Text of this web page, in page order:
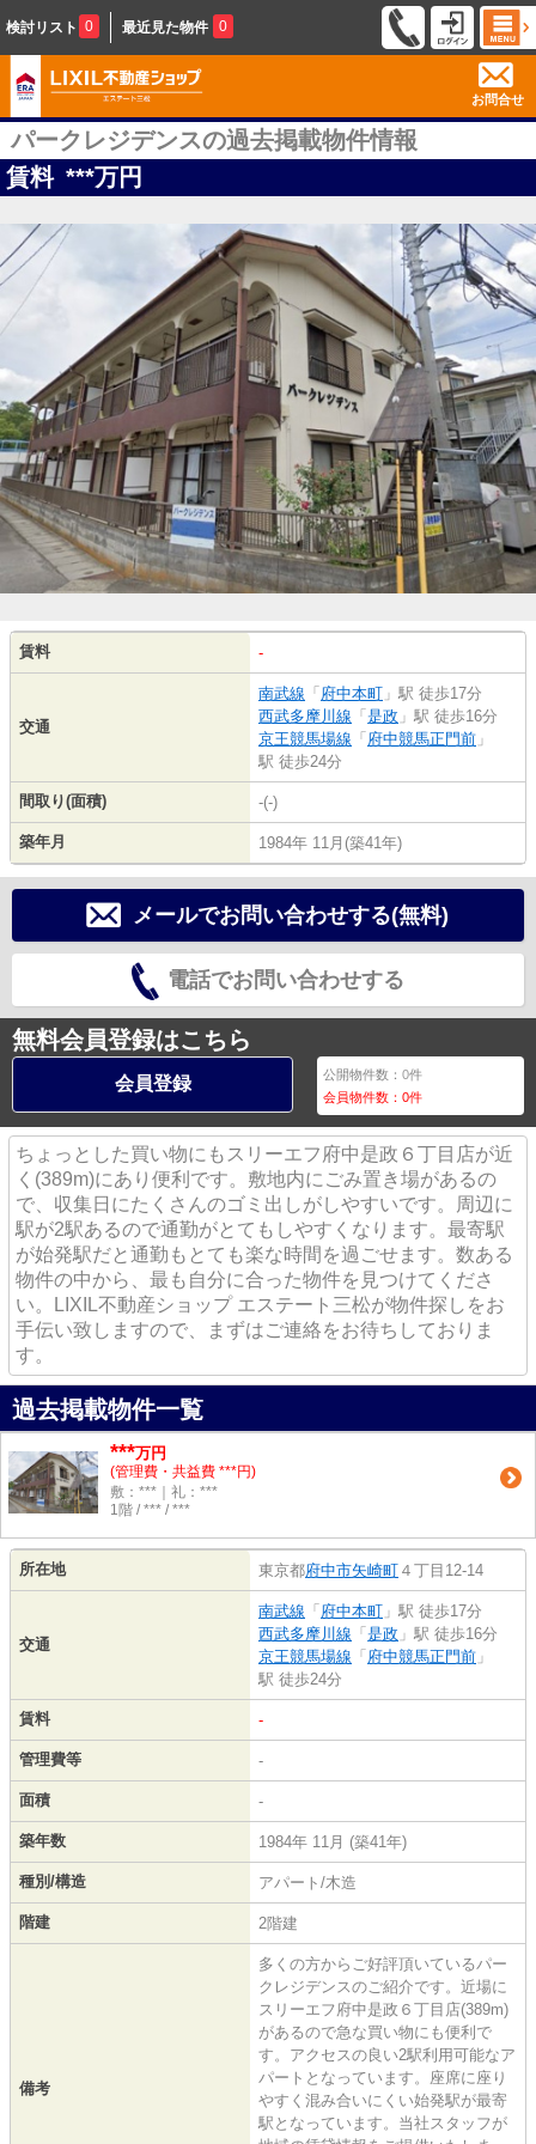
検討リスト 0 最近見た物件 0
お問合せ
パークレジデンスの過去掲載物件情報
賃料 ***万円
賃料 -
交通
南武線 「 府中本町 」駅 徒歩17分
西武多摩川線 「 是政 」駅 徒歩16分
京王競馬場線 「 府中競馬正門前 」
駅 徒歩24分
間取り(面積) -(-)
築年月 1984年 11月(築41年)
メールでお問い合わせする(無料)
電話でお問い合わせする
無料会員登録はこちら
会員登録 公開物件数：0件
会員物件数：0件
ちょっとした買い物にもスリーエフ府中是政６丁目店が近
く(389m)にあり便利です。敷地内にごみ置き場があるの
で、収集日にたくさんのゴミ出しがしやすいです。周辺に
駅が2駅あるので通勤がとてもしやすくなります。最寄駅
が始発駅だと通勤もとても楽な時間を過ごせます。数ある
物件の中から、最も自分に合った物件を見つけてくださ
い。LIXIL不動産ショップ エステート三松が物件探しをお
手伝い致しますので、まずはご連絡をお待ちしておりま
す。
過去掲載物件一覧
***万円
(管理費・共益費 ***円)
敷：***｜礼：***
1階 / *** / ***
所在地 東京都府中市矢崎町 ４丁目12-14
交通
南武線 「 府中本町 」駅 徒歩17分
西武多摩川線 「 是政 」駅 徒歩16分
京王競馬場線 「 府中競馬正門前 」
駅 徒歩24分
賃料 -
管理費等 -
面積 -
築年数 1984年 11月 (築41年)
種別/構造 アパート/木造
階建 2階建
備考
多くの方からご好評頂いているパー
クレジデンスのご紹介です。近場に
スリーエフ府中是政６丁目店(389m)
があるので急な買い物にも便利で
す。アクセスの良い2駅利用可能なア
パートとなっています。座席に座り
やすく混み合いにくい始発駅が最寄
駅となっています。当社スタッフが